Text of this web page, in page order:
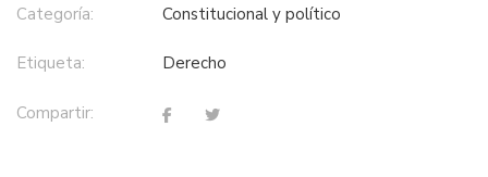
Categoría: constitucional y político
Etiqueta: derecho
Compartir: